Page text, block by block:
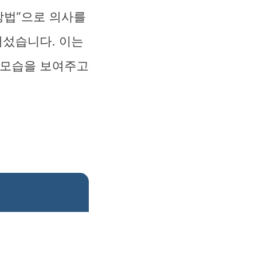
”으로 의사를
습니다. 이는
습을 보여주고